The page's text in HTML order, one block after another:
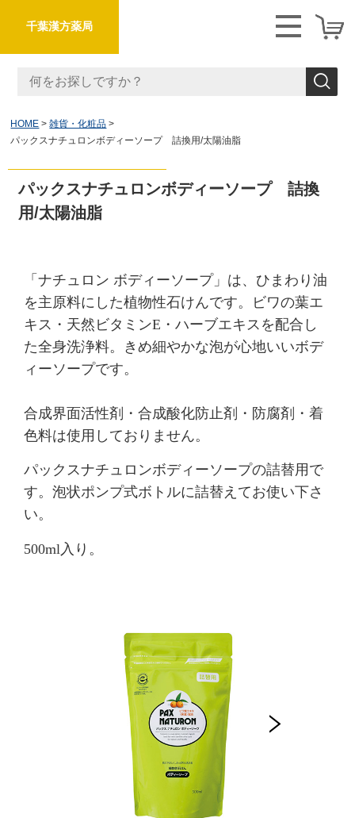
千葉漢方薬局
HOME
雑貨・化粧品
パックスナチュロンボディーソープ 詰換用/太陽油脂
パックスナチュロンボディーソープ 詰換
用/太陽油脂
「ナチュロン ボディーソープ」は、ひまわり油
を主原料にした植物性石けんです。ビワの葉エ
キス・天然ビタミンE・ハーブエキスを配合し
た全身洗浄料。きめ細やかな泡が心地いいボデ
ィーソープです。
合成界面活性剤・合成酸化防止剤・防腐剤・着
色料は使用しておりません。
パックスナチュロンボディーソープの詰替用で
す。泡状ポンプ式ボトルに詰替えてお使い下さ
い。
500ml入り。